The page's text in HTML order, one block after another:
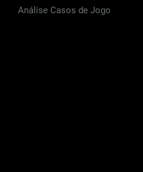
Análise Casos de Jogo